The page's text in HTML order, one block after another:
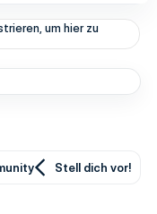
um hier zu
Stell dich vor!